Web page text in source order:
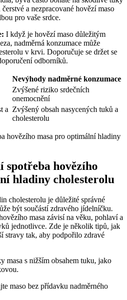
a nezpracované hovězí maso
pro vaše srdce.
I když je hovězí maso důležitým
nadměrná konzumace může
v krvi. Doporučuje se držet se
odborníků.
Nevýhody nadměrné konzumace
Zvýšené riziko srdečních
onemocnění
a Zvýšený obsah nasycených tuků a
cholesterolu
spotřeba hovězího
hladiny cholesterolu
cholesterolu je důležité správné
být součástí zdravého jídelníčku.
masa závisí na věku, pohlaví a
jednotlivce. Zde je několik tipů, jak
stravy tak, aby podpořilo zdravé
masa s nižším obsahem tuku, jako
maso bez přídavku nadměrného